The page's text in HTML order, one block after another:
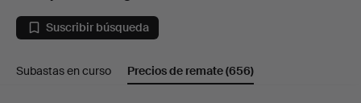
en
Höganäs
Auktionsverk
Suscribir búsqueda
Subastas en curso Precios de remate(656)